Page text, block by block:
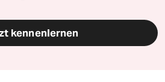
kennenlernen